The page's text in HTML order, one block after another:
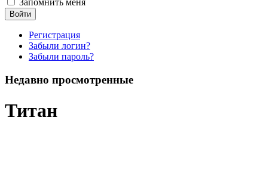
Запомнить меня
Регистрация
Забыли логин?
Забыли пароль?
Недавно просмотренные
Титан